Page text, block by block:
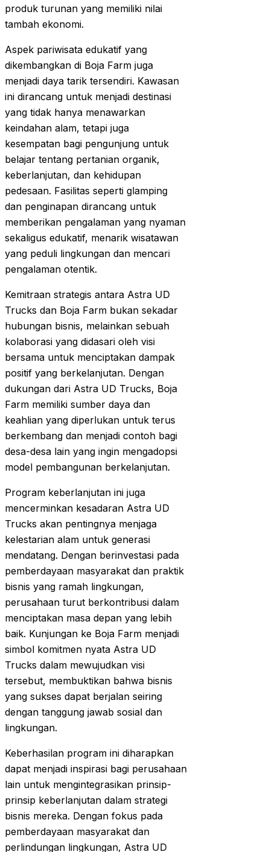
produk turunan yang memiliki nilai
tambah ekonomi.
Aspek pariwisata edukatif yang
dikembangkan di Boja Farm juga
menjadi daya tarik tersendiri. Kawasan
ini dirancang untuk menjadi destinasi
yang tidak hanya menawarkan
keindahan alam, tetapi juga
kesempatan bagi pengunjung untuk
belajar tentang pertanian organik,
keberlanjutan, dan kehidupan
pedesaan. Fasilitas seperti glamping
dan penginapan dirancang untuk
memberikan pengalaman yang nyaman
sekaligus edukatif, menarik wisatawan
yang peduli lingkungan dan mencari
pengalaman otentik.
Kemitraan strategis antara Astra UD
Trucks dan Boja Farm bukan sekadar
hubungan bisnis, melainkan sebuah
kolaborasi yang didasari oleh visi
bersama untuk menciptakan dampak
positif yang berkelanjutan. Dengan
dukungan dari Astra UD Trucks, Boja
Farm memiliki sumber daya dan
keahlian yang diperlukan untuk terus
berkembang dan menjadi contoh bagi
desa-desa lain yang ingin mengadopsi
model pembangunan berkelanjutan.
Program keberlanjutan ini juga
mencerminkan kesadaran Astra UD
Trucks akan pentingnya menjaga
kelestarian alam untuk generasi
mendatang. Dengan berinvestasi pada
pemberdayaan masyarakat dan praktik
bisnis yang ramah lingkungan,
perusahaan turut berkontribusi dalam
menciptakan masa depan yang lebih
baik. Kunjungan ke Boja Farm menjadi
simbol komitmen nyata Astra UD
Trucks dalam mewujudkan visi
tersebut, membuktikan bahwa bisnis
yang sukses dapat berjalan seiring
dengan tanggung jawab sosial dan
lingkungan.
Keberhasilan program ini diharapkan
dapat menjadi inspirasi bagi perusahaan
lain untuk mengintegrasikan prinsip-
prinsip keberlanjutan dalam strategi
bisnis mereka. Dengan fokus pada
pemberdayaan masyarakat dan
perlindungan lingkungan, Astra UD